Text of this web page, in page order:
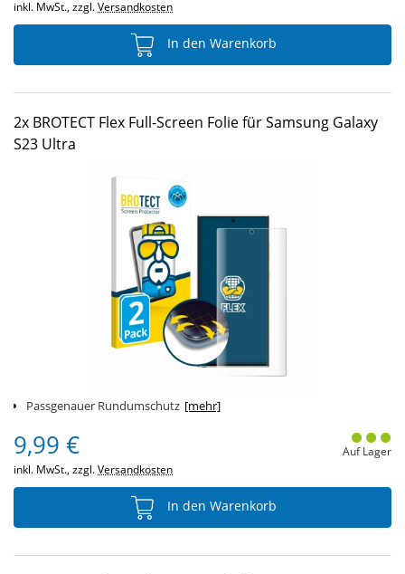
inkl. MwSt., zzgl.Versandkosten
In den Warenkorb
2x BROTECT Flex Full-Screen Folie für Samsung Galaxy
S23 Ultra
Passgenauer Rundumschutz [mehr]
9,99 €
inkl. MwSt., zzgl.Versandkosten
Auf Lager
In den Warenkorb